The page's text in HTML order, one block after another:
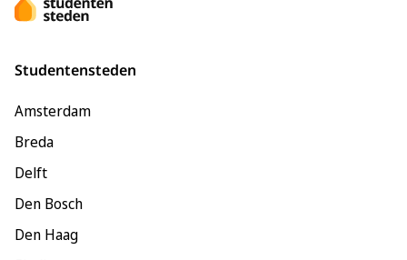
Studentensteden
Amsterdam
Breda
Delft
Den Bosch
Den Haag